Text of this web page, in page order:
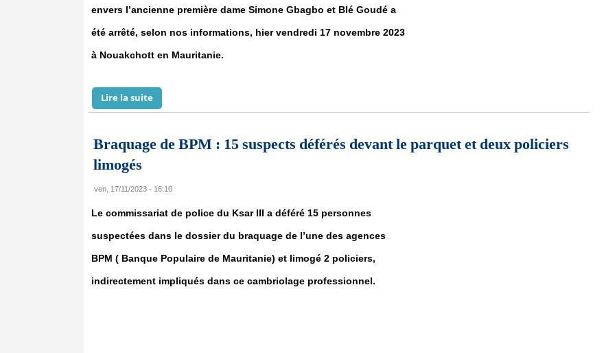
envers l’ancienne première dame Simone Gbagbo et Blé Goudé a
été arrêté, selon nos informations, hier vendredi 17 novembre 2023
à Nouakchott en Mauritanie.
Lire la suite
Braquage de BPM : 15 suspects déférés devant le parquet et deux policiers
limogés
ven, 17/11/2023 - 16:10
Le commissariat de police du Ksar III a déféré 15 personnes
suspectées dans le dossier du braquage de l’une des agences
BPM ( Banque Populaire de Mauritanie) et limogé 2 policiers,
indirectement impliqués dans ce cambriolage professionnel.